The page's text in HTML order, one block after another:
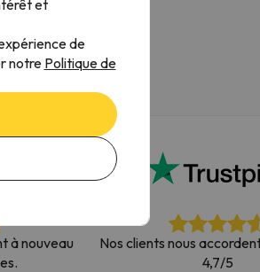
à nouveau
Nos clients nous
4,7/5
et
de
notre Politique de